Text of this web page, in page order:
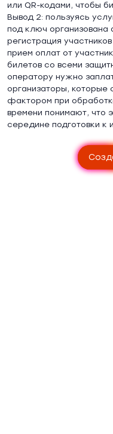
или QR-кодами, чтобы
Вывод 2: пользуясь
под ключ организована
регистрация
прием оплат от
билетов со всеми
оператору нужно
организаторы, которые
фактором при
времени понимают, что
середине подготовки к